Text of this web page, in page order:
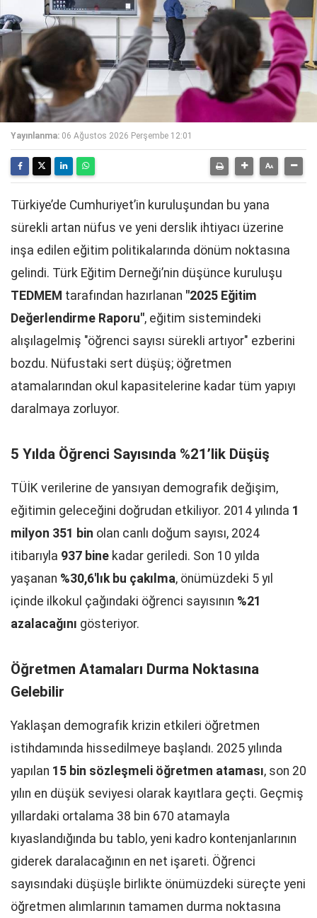
Yayınlanma: 06 Ağustos 2026 Perşembe 12:01
Türkiye’de Cumhuriyet’in kuruluşundan bu yana
sürekli artan nüfus ve yeni derslik ihtiyacı üzerine
inşa edilen eğitim politikalarında dönüm noktasına
gelindi. Türk Eğitim Derneği’nin düşünce kuruluşu
TEDMEM tarafından hazırlanan "2025 Eğitim
Değerlendirme Raporu", eğitim sistemindeki
alışılagelmiş "öğrenci sayısı sürekli artıyor" ezberini
bozdu. Nüfustaki sert düşüş; öğretmen
atamalarından okul kapasitelerine kadar tüm yapıyı
daralmaya zorluyor.
5 Yılda Öğrenci Sayısında %21’lik Düşüş
TÜİK verilerine de yansıyan demografik değişim,
eğitimin geleceğini doğrudan etkiliyor. 2014 yılında 1
milyon 351 bin olan canlı doğum sayısı, 2024
itibarıyla 937 bine kadar geriledi. Son 10 yılda
yaşanan %30,6'lık bu çakılma, önümüzdeki 5 yıl
içinde ilkokul çağındaki öğrenci sayısının %21
azalacağını gösteriyor.
Öğretmen Atamaları Durma Noktasına
Gelebilir
Yaklaşan demografik krizin etkileri öğretmen
istihdamında hissedilmeye başlandı. 2025 yılında
yapılan 15 bin sözleşmeli öğretmen ataması, son 20
yılın en düşük seviyesi olarak kayıtlara geçti. Geçmiş
yıllardaki ortalama 38 bin 670 atamayla
kıyaslandığında bu tablo, yeni kadro kontenjanlarının
giderek daralacağının en net işareti. Öğrenci
sayısındaki düşüşle birlikte önümüzdeki süreçte yeni
öğretmen alımlarının tamamen durma noktasına